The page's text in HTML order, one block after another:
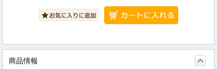
商品情報